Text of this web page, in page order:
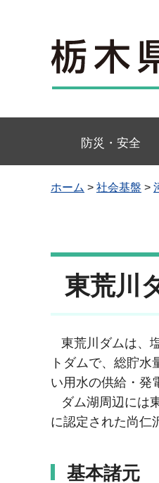
栃木県
防災・安全
ホーム > 社会基盤 >
東荒川
東荒川ダムは、
トダムで、総貯
い用水の供給・発
ダム湖周辺には
に認定された尚仁
基本諸元